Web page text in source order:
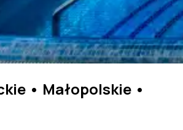
• Małopolskie •